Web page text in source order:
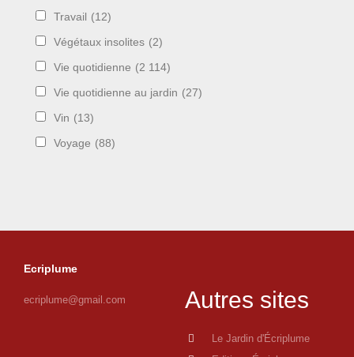
Travail (12)
Végétaux insolites (2)
Vie quotidienne (2 114)
Vie quotidienne au jardin (27)
Vin (13)
Voyage (88)
Ecriplume
ecriplume@gmail.com Autres sites
Le Jardin d'Écriplume